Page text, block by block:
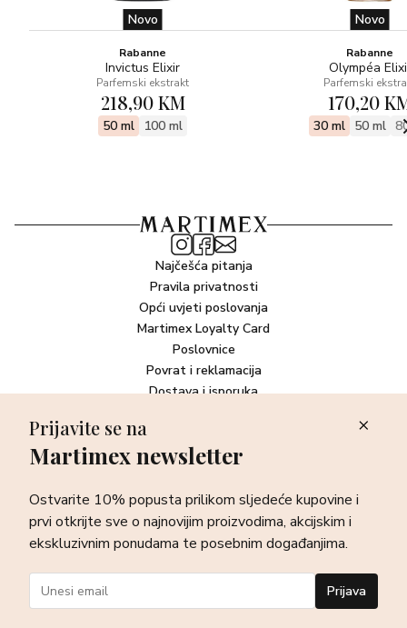
Novo
Rabanne
Invictus Elixir
Parfemski ekstrakt
218,90 KM
50 ml 100 ml
Novo
Rabanne
Olympéa
Parfemski
170,20
30 ml 50 ml
Najčešća pitanja
Pravila privatnosti
Opći uvjeti poslovanja
Martimex Loyalty Card
Poslovnice
Povrat i reklamacija
Dostava i isporuka
Newsletter
sve o najnovijim proizvodima, akcijskim i ekskluzivnim
ponudama te posebnim događanjima.
Prijava
Prijavite se na
Martimex newsletter
Ostvarite 10% popusta prilikom sljedeće kupovine i
prvi otkrijte sve o najnovijim proizvodima, akcijskim i
ekskluzivnim ponudama te posebnim događanjima.
Prijava